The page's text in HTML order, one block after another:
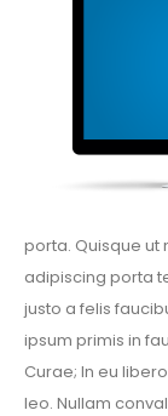
porta. Quisque ut
adipiscing porta
justo a felis
ipsum primis in
Curae; In eu
leo. Nullam